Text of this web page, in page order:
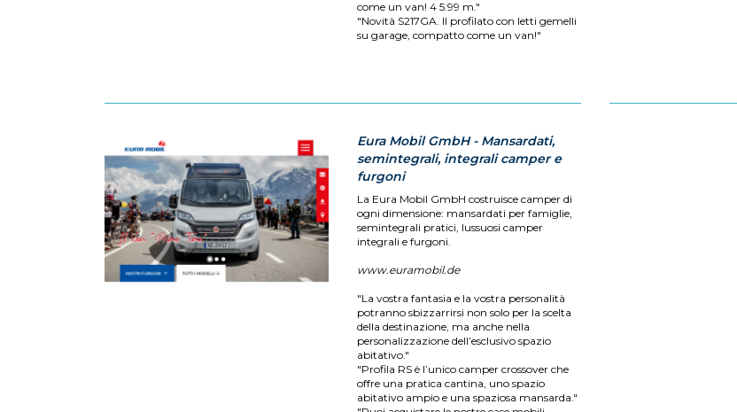
come un van! 4 5.99 m."
"Novità S217GA. Il profilato con letti gemelli
su garage, compatto come un van!"
Eura Mobil GmbH - Mansardati,
semintegrali, integrali camper e
furgoni
La Eura Mobil GmbH costruisce camper di
ogni dimensione: mansardati per famiglie,
semintegrali pratici, lussuosi camper
integrali e furgoni.
www.euramobil.de
"La vostra fantasia e la vostra personalità
potranno sbizzarrirsi non solo per la scelta
della destinazione, ma anche nella
personalizzazione dell’esclusivo spazio
abitativo."
"Profila RS è l’unico camper crossover che
offre una pratica cantina, uno spazio
abitativo ampio e una spaziosa mansarda."